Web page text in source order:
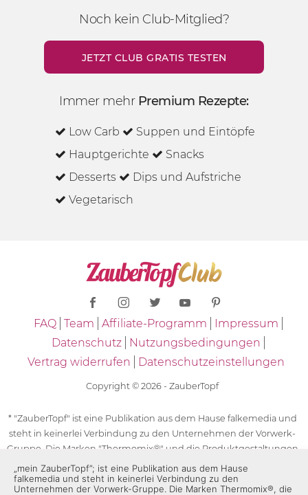
Noch kein Club-Mitglied?
JETZT CLUB GRATIS TESTEN
Immer mehr Premium Rezepte:
Low Carb
Suppen und Eintöpfe
Hauptgerichte
Snacks
Desserts
Dips und Aufstriche
Vegetarisch
FAQ Team Affiliate-Programm
Impressum
Datenschutz
Nutzungsbedingungen
Vertrag widerrufen
Datenschutzeinstellungen
Copyright © 2026 - ZauberTopf
* "ZauberTopf" ist eine Publikation aus dem Hause falkemedia und
steht in keinerlei Verbindung zu den Unternehmen der Vorwerk-
Gruppe. Die Marken "Thermomix®" und die Produktgestaltungen
des "Thermomix®" sind eingetragene Marken der Unternehmen
der Vorwerk-Gruppe. Die Marken Thermomix®, die Zeichen TM5®,
„mein ZauberTopf”; ist eine Publikation aus dem Hause
falkemedia und steht in keinerlei Verbindung zu den
Unternehmen der Vorwerk-Gruppe. Die Marken Thermomix®, die